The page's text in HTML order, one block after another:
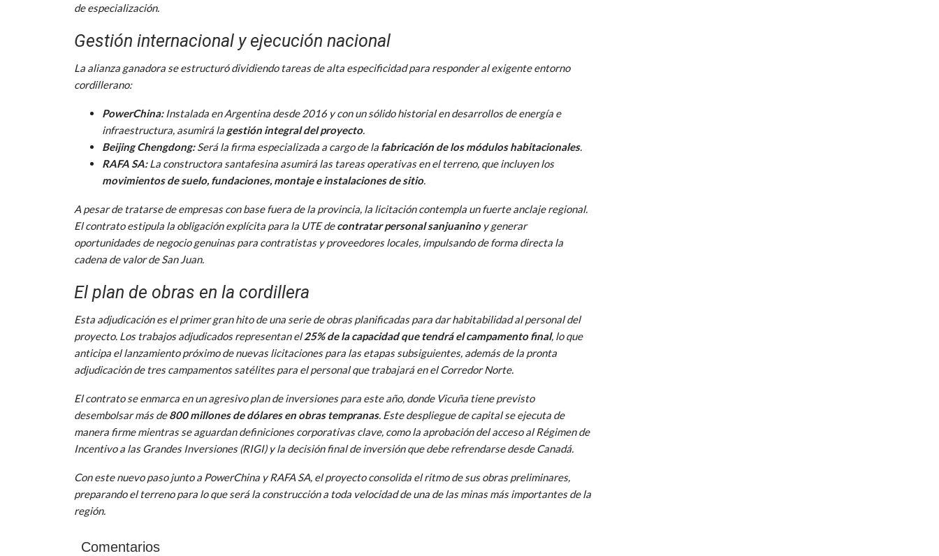
de especialización.
Gestión internacional y ejecución nacional
La alianza ganadora se estructuró dividiendo tareas de alta especificidad para responder al exigente entorno
cordillerano:
PowerChina:Instalada en Argentina desde 2016 y con un sólido historial en desarrollos de energía e
infraestructura, asumirá la gestión integral del proyecto.
Beijing Chengdong:Será la firma especializada a cargo de la fabricación de los módulos habitacionales.
RAFA SA:La constructora santafesina asumirá las tareas operativas en el terreno, que incluyen los
movimientos de suelo, fundaciones, montaje e instalaciones de sitio.
A pesar de tratarse de empresas con base fuera de la provincia, la licitación contempla un fuerte anclaje regional.
El contrato estipula la obligación explícita para la UTE decontratar personal sanjuaninoy generar
oportunidades de negocio genuinas para contratistas y proveedores locales, impulsando de forma directa la
cadena de valor de San Juan.
El plan de obras en la cordillera
Esta adjudicación es el primer gran hito de una serie de obras planificadas para dar habitabilidad al personal del
proyecto. Los trabajos adjudicados representan el25% de la capacidad que tendrá el campamento final, lo que
anticipa el lanzamiento próximo de nuevas licitaciones para las etapas subsiguientes, además de la pronta
adjudicación de tres campamentos satélites para el personal que trabajará en el Corredor Norte.
El contrato se enmarca en un agresivo plan de inversiones para este año, donde Vicuña tiene previsto
desembolsar más de800 millones de dólares en obras tempranas. Este despliegue de capital se ejecuta de
manera firme mientras se aguardan definiciones corporativas clave, como la aprobación del acceso al Régimen de
Incentivo a las Grandes Inversiones (RIGI) y la decisión final de inversión que debe refrendarse desde Canadá.
Con este nuevo paso junto a PowerChina y RAFA SA, el proyecto consolida el ritmo de sus obras preliminares,
preparando el terreno para lo que será la construcción a toda velocidad de una de las minas más importantes de la
región.
Comentarios